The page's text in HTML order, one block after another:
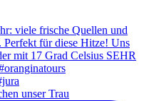
unser Trau